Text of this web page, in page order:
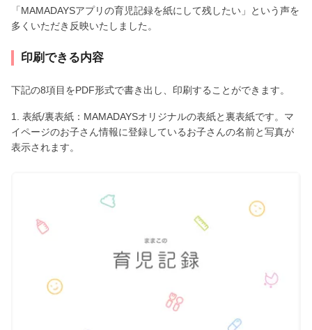
「MAMADAYSアプリの育児記録を紙にして残したい」という声を
多くいただき反映いたしました。
印刷できる内容
下記の8項目をPDF形式で書き出し、印刷することができます。
1. 表紙/裏表紙：MAMADAYSオリジナルの表紙と裏表紙です。マ
イページのお子さん情報に登録しているお子さんの名前と写真が
表示されます。